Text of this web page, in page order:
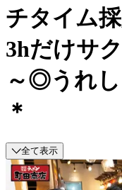
チタイム
3hだけサ
～◎うれし
＊
全て表示